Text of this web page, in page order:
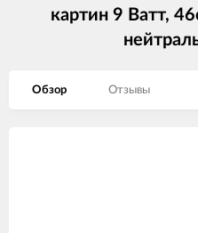
картин 9 Ватт,
Обзор Отзывы